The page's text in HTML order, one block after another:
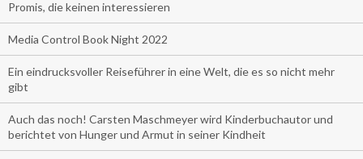
Promis, die keinen interessieren
Media Control Book Night 2022
Ein eindrucksvoller Reiseführer in eine Welt, die es so nicht mehr
gibt
Auch das noch! Carsten Maschmeyer wird Kinderbuchautor und
berichtet von Hunger und Armut in seiner Kindheit